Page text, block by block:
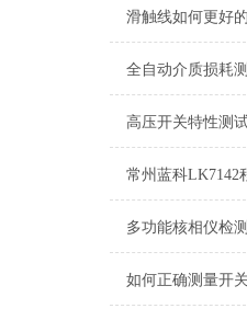
全自动介质损耗
多功能核相仪检
如何正确测量开